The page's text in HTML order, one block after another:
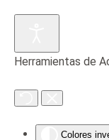
Herramientas de
Colores